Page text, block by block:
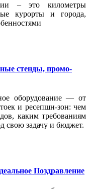
– это километры
курорты и города,
стенды, промо-
оборудование — от
и ресепшн-зон: чем
каким требованиям
свою задачу и бюджет.
Поздравление